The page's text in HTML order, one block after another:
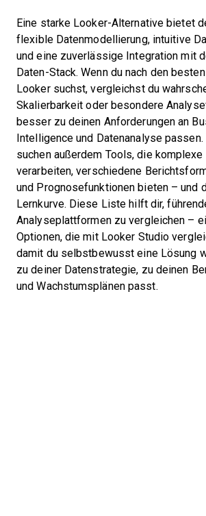
Eine starke Looker-Alternative bietet
flexible Datenmodellierung, intuitive
und eine zuverlässige Integration mit
Daten-Stack. Wenn du nach den
Looker suchst, vergleichst du
Skalierbarkeit oder besondere
besser zu deinen Anforderungen an
Intelligence und Datenanalyse
suchen außerdem Tools, die komplexe
verarbeiten, verschiedene
und Prognosefunktionen bieten – und
Lernkurve. Diese Liste hilft dir,
Analyseplattformen zu vergleichen –
Optionen, die mit Looker Studio
damit du selbstbewusst eine Lösung
zu deiner Datenstrategie, zu deinen
und Wachstumsplänen passt.